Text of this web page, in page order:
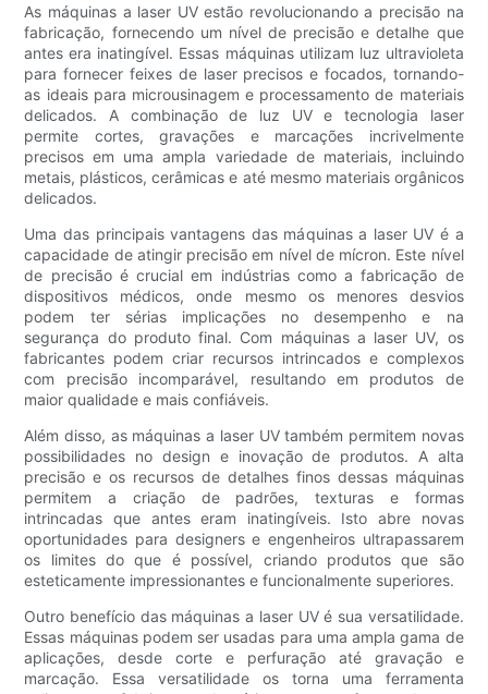
As máquinas a laser UV estão revolucionando a precisão na
fabricação, fornecendo um nível de precisão e detalhe que
antes era inatingível. Essas máquinas utilizam luz ultravioleta
para fornecer feixes de laser precisos e focados, tornando-
as ideais para microusinagem e processamento de materiais
delicados. A combinação de luz UV e tecnologia laser
permite cortes, gravações e marcações incrivelmente
precisos em uma ampla variedade de materiais, incluindo
metais, plásticos, cerâmicas e até mesmo materiais orgânicos
delicados.
Uma das principais vantagens das máquinas a laser UV é a
capacidade de atingir precisão em nível de mícron. Este nível
de precisão é crucial em indústrias como a fabricação de
dispositivos médicos, onde mesmo os menores desvios
podem ter sérias implicações no desempenho e na
segurança do produto final. Com máquinas a laser UV, os
fabricantes podem criar recursos intrincados e complexos
com precisão incomparável, resultando em produtos de
maior qualidade e mais confiáveis.
Além disso, as máquinas a laser UV também permitem novas
possibilidades no design e inovação de produtos. A alta
precisão e os recursos de detalhes finos dessas máquinas
permitem a criação de padrões, texturas e formas
intrincadas que antes eram inatingíveis. Isto abre novas
oportunidades para designers e engenheiros ultrapassarem
os limites do que é possível, criando produtos que são
esteticamente impressionantes e funcionalmente superiores.
Outro benefício das máquinas a laser UV é sua versatilidade.
Essas máquinas podem ser usadas para uma ampla gama de
aplicações, desde corte e perfuração até gravação e
marcação. Essa versatilidade os torna uma ferramenta